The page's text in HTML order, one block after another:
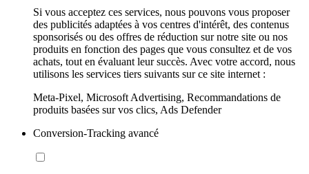
Si vous acceptez ces services, nous pouvons vous proposer
des publicités adaptées à vos centres d'intérêt, des contenus
sponsorisés ou des offres de réduction sur notre site ou nos
produits en fonction des pages que vous consultez et de vos
achats, tout en évaluant leur succès. Avec votre accord, nous
utilisons les services tiers suivants sur ce site internet :
Meta-Pixel, Microsoft Advertising, Recommandations de
produits basées sur vos clics, Ads Defender
Conversion-Tracking avancé